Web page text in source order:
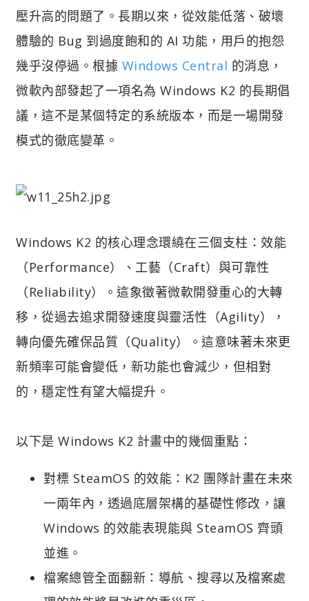
壓升高的問題了。長期以來，從效能低落、破壞
體驗的 Bug 到過度飽和的 AI 功能，用戶的抱怨
幾乎沒停過。根據 Windows Central 的消息，
微軟內部發起了一項名為 Windows K2 的長期倡
議，這不是某個特定的系統版本，而是一場開發
模式的徹底變革。
Windows K2 的核心理念環繞在三個支柱：效能
（Performance）、工藝（Craft）與可靠性
（Reliability）。這象徵著微軟開發重心的大轉
移，從過去追求開發速度與靈活性（Agility），
轉向優先確保品質（Quality）。這意味著未來更
新頻率可能會變低，新功能也會減少，但相對
的，穩定性有望大幅提升。
以下是 Windows K2 計畫中的幾個重點：
對標 SteamOS 的效能：K2 團隊計畫在未來
一兩年內，透過底層架構的基礎性修改，讓
Windows 的效能表現能與 SteamOS 齊頭
並進。
檔案總管全面翻新：導航、搜尋以及檔案處